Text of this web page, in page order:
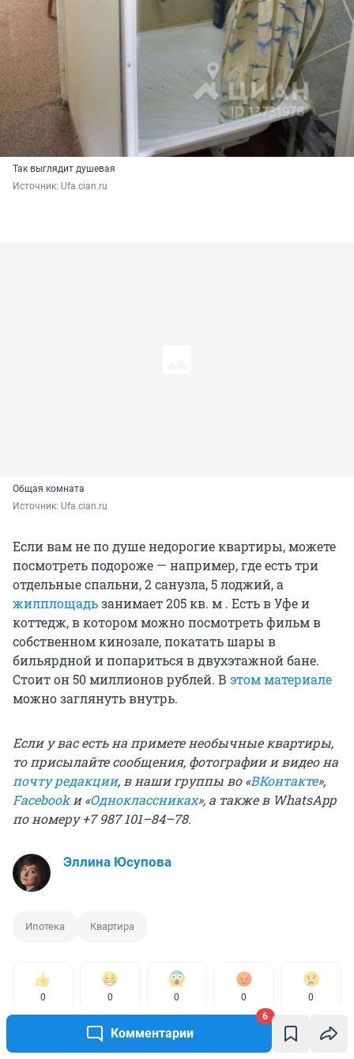
Комментарии
6
Так выглядит душевая
Источник: Ufa.cian.ru
Общая комната
Источник: Ufa.cian.ru
Если вам не по душе недорогие квартиры, можете
посмотреть подороже — например, где есть три
отдельные спальни, 2 санузла, 5 лоджий, а
жилплощадьзанимает 205 кв. м . Есть в Уфе и
коттедж, в котором можно посмотреть фильм в
собственном кинозале, покатать шары в
бильярдной и попариться в двухэтажной бане.
Стоит он 50 миллионов рублей. В этом материале
можно заглянуть внутрь.
Если у вас есть на примете необычные квартиры,
то присылайте сообщения, фотографии и видео на
почту редакции, в наши группы во «ВКонтакте»,
Facebookи «Одноклассниках», а также в WhatsApp
по номеру +7 987 101–84–78.
Эллина Юсупова
Ипотека Квартира
0 0 0 0 0